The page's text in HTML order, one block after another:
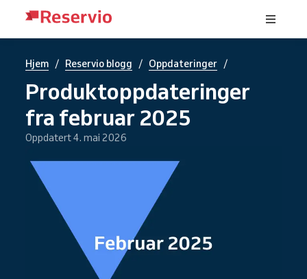
Hjem / Reservio blogg / Oppdateringer /
Produktoppdateringer
fra februar 2025
Oppdatert 4. mai 2026